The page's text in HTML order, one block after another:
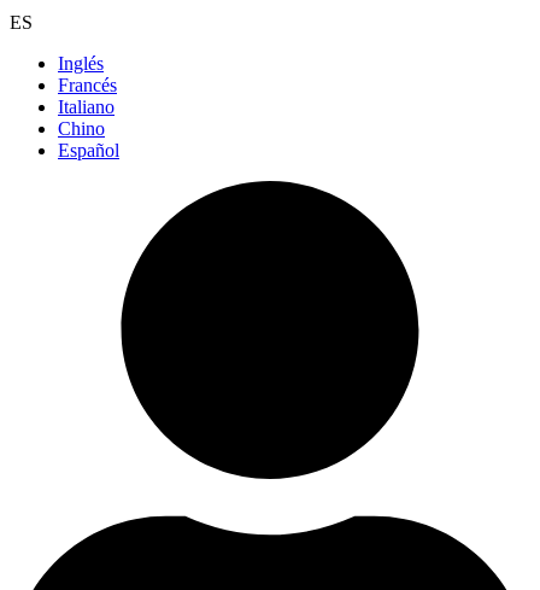
ES
Inglés
Francés
Italiano
Chino
Español